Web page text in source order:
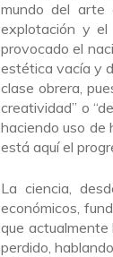
mundo del arte
explotación y
provocado el
estética vacía y
clase obrera,
creatividad” o
haciendo uso de
está aquí el
La ciencia,
económicos,
que actualmente
perdido,